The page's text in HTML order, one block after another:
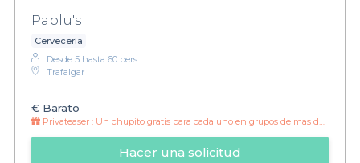
Pablu's
Cervecería
Desde 5 hasta 60 pers.
Trafalgar
€ Barato
Privateaser : Un chupito gratis para cada uno en grupos de mas de 20 personas!
Hacer una solicitud